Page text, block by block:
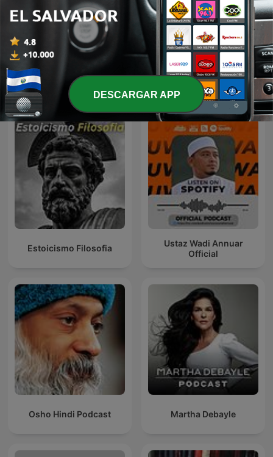
Rayana laye You Should Know
Más podcasts internacionales de
Educación
Estoicismo Filosofia
Ustaz Wadi Annuar
Official
Osho Hindi Podcast Martha Debayle
DESCARGAR APP